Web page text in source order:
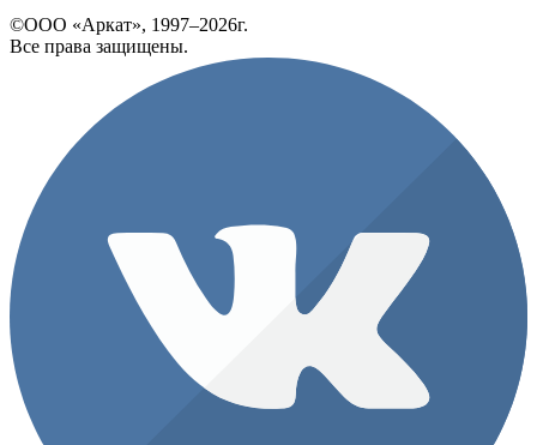
©ООО «Аркат», 1997–2026г.
Все права защищены.